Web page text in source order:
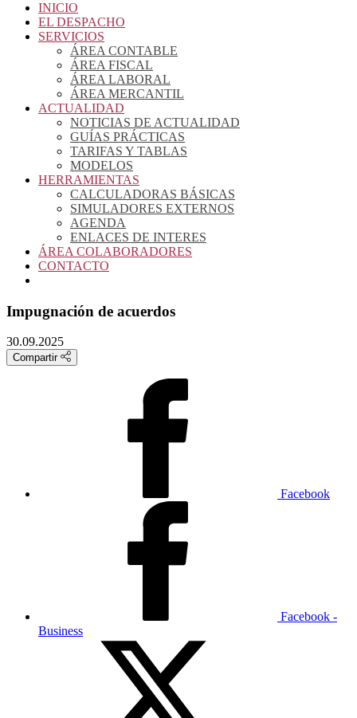
INICIO
EL DESPACHO
SERVICIOS
ÁREA CONTABLE
ÁREA FISCAL
ÁREA LABORAL
ÁREA MERCANTIL
ACTUALIDAD
NOTICIAS DE ACTUALIDAD
GUÍAS PRÁCTICAS
TARIFAS Y TABLAS
MODELOS
HERRAMIENTAS
CALCULADORAS BÁSICAS
SIMULADORES EXTERNOS
AGENDA
ENLACES DE INTERES
ÁREA COLABORADORES
CONTACTO
Impugnación de acuerdos
30.09.2025
Compartir
Facebook
Facebook -
Business